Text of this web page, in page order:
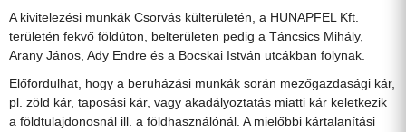
A kivitelezési munkák Csorvás külterületén, a HUNAPFEL Kft.
területén fekvő földúton, belterületen pedig a Táncsics Mihály,
Arany János, Ady Endre és a Bocskai István utcákban folynak.
Előfordulhat, hogy a beruházási munkák során mezőgazdasági kár,
pl. zöld kár, taposási kár, vagy akadályoztatás miatti kár keletkezik
a földtulajdonosnál ill. a földhasználónál. A mielőbbi kártalanítási